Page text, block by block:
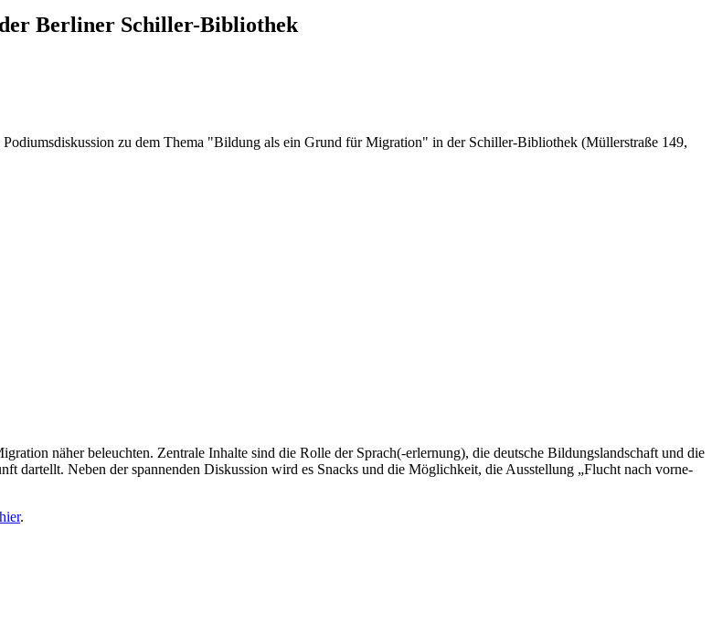
Berliner Schiller-Bibliothek
zu dem Thema "Bildung als ein Grund für Migration" in der Schiller-Bibliothek (Müllerstraße 149,
näher beleuchten. Zentrale Inhalte sind die Rolle der Sprach(-erlernung), die deutsche Bildungslandschaft und die
Neben der spannenden Diskussion wird es Snacks und die Möglichkeit, die Ausstellung „Flucht nach vorne-
hier.